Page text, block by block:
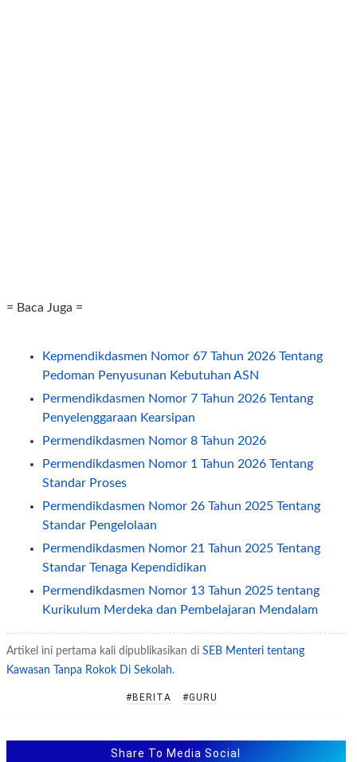
= Baca Juga =
Kepmendikdasmen Nomor 67 Tahun 2026 Tentang
Pedoman Penyusunan Kebutuhan ASN
Permendikdasmen Nomor 7 Tahun 2026 Tentang
Penyelenggaraan Kearsipan
Permendikdasmen Nomor 8 Tahun 2026
Permendikdasmen Nomor 1 Tahun 2026 Tentang
Standar Proses
Permendikdasmen Nomor 26 Tahun 2025 Tentang
Standar Pengelolaan
Permendikdasmen Nomor 21 Tahun 2025 Tentang
Standar Tenaga Kependidikan
Permendikdasmen Nomor 13 Tahun 2025 tentang
Kurikulum Merdeka dan Pembelajaran Mendalam
Permendikdasmen Nomor 12 Tahun 2025 tentang
Standar Isi
Permendikdasmen Nomor 7 Tahun 2025 Tentang
Penugasan Guru Sebagai Kepala Sekolah
Artikel ini pertama kali dipublikasikan di SEB Menteri tentang
Kawasan Tanpa Rokok Di Sekolah.
#BERITA #GURU
Share To Media Social